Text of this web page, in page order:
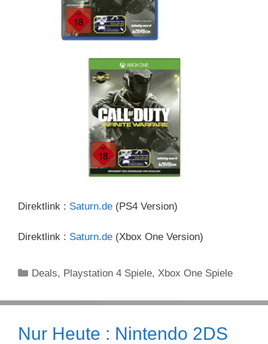
Direktlink : Saturn.de (PS4 Version)
Direktlink : Saturn.de (Xbox One Version)
Kategorien
Deals, Playstation 4 Spiele,Xbox One Spiele
Nur Heute : Nintendo 2DS